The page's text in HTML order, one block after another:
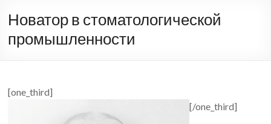
Новатор в стоматологической
промышленности
[one_third]
[/one_third]